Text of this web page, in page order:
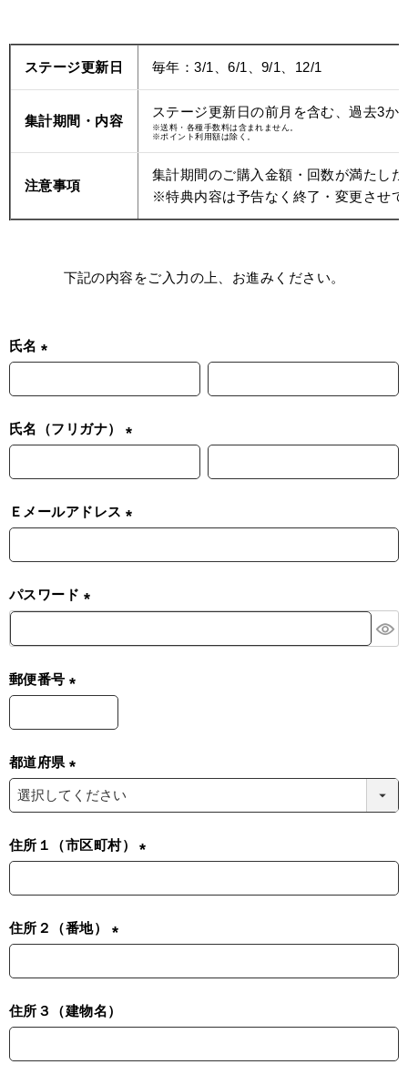
ステージ更新日 毎年：3/1、6/1、9/1、12/1
集計期間・内容
ステージ更新日の前月を含む、過去3か
※送料・各種手数料は含まれません。
※ポイント利用額は除く。
注意事項
集計期間のご購入金額・回数が満たし
※特典内容は予告なく終了・変更させ
下記の内容をご入力の上、お進みください。
氏名
必
氏名（フリガナ）
必
)
Ｅメールアドレス
必
パスワード
必
郵便番号
必
)
都道府県
(
必
)
住所１（市区町村）
必
住所２（番地）
必
)
住所３（建物名）